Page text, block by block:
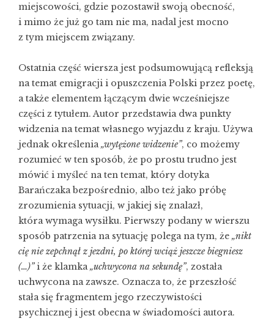
miejscowości, gdzie pozostawił swoją obecność,
i mimo że już go tam nie ma, nadal jest mocno
z tym miejscem związany.
Ostatnia część wiersza jest podsumowującą refleksją
na temat emigracji i opuszczenia Polski przez poetę,
a także elementem łączącym dwie wcześniejsze
części z tytułem. Autor przedstawia dwa punkty
widzenia na temat własnego wyjazdu z kraju. Używa
jednak określenia„wytężone widzenie”, co możemy
rozumieć w ten sposób, że po prostu trudno jest
mówić i myśleć na ten temat, który dotyka
Barańczaka bezpośrednio, albo też jako próbę
zrozumienia sytuacji, w jakiej się znalazł,
która wymaga wysiłku. Pierwszy podany w wierszu
sposób patrzenia na sytuację polega na tym, że „nikt
cię nie zepchnął z jezdni, po której wciąż jeszcze biegniesz
(…)”i że klamka„uchwycona na sekundę”, została
uchwycona na zawsze. Oznacza to, że przeszłość
stała się fragmentem jego rzeczywistości
psychicznej i jest obecna w świadomości autora.